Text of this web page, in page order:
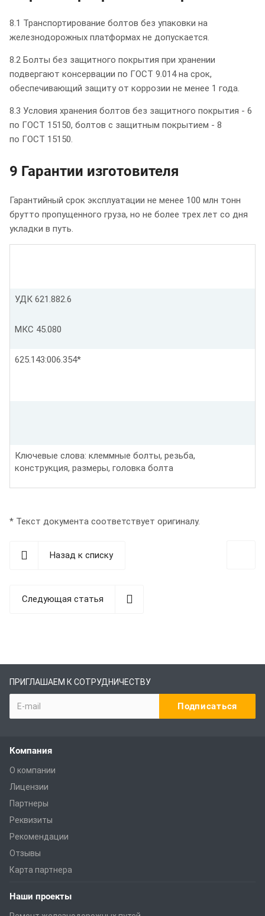
8.1 Транспортирование болтов без упаковки на
железнодорожных платформах не допускается.
8.2 Болты без защитного покрытия при хранении
подвергают консервации по ГОСТ 9.014 на срок,
обеспечивающий защиту от коррозии не менее 1 года.
8.3 Условия хранения болтов без защитного покрытия - 6
по ГОСТ 15150, болтов с защитным покрытием - 8
по ГОСТ 15150.
9 Гарантии изготовителя
Гарантийный срок эксплуатации не менее 100 млн тонн
брутто пропущенного груза, но не более трех лет со дня
укладки в путь.
УДК 621.882.6
МКС 45.080
625.143:006.354*
Ключевые слова: клеммные болты, резьба,
конструкция, размеры, головка болта
* Текст документа соответствует оригиналу.
Назад к списку
Следующая статья
ПРИГЛАШАЕМ К СОТРУДНИЧЕСТВУ
Компания
О компании
Лицензии
Партнеры
Реквизиты
Рекомендации
Отзывы
Карта партнера
Наши проекты